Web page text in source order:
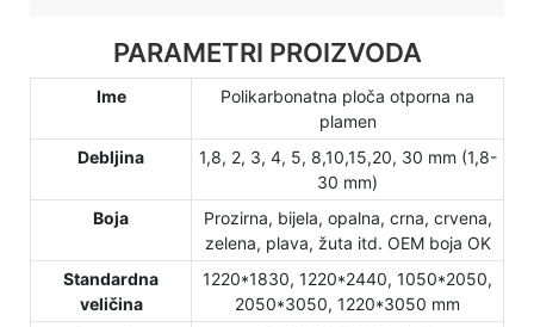
PARAMETRI PROIZVODA
Ime
Polikarbonatna ploča otporna na
plamen
Debljina
1,8, 2, 3, 4, 5, 8,10,15,20, 30 mm (1,8-
30 mm)
Boja
Prozirna, bijela, opalna, crna, crvena,
zelena, plava, žuta itd. OEM boja OK
Standardna
veličina
1220*1830, 1220*2440, 1050*2050,
2050*3050, 1220*3050 mm